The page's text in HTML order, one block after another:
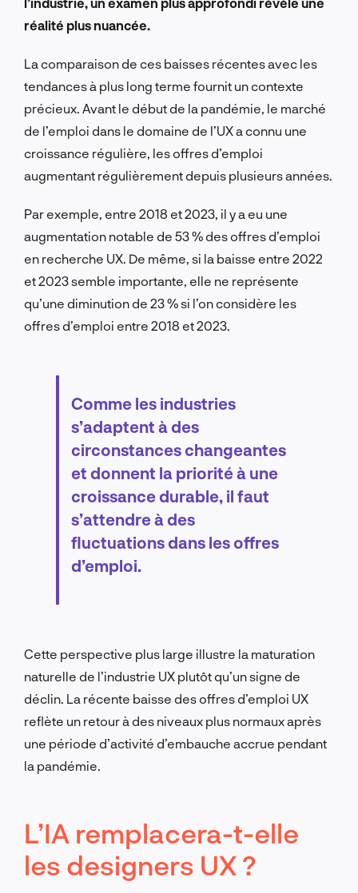
réalité plus nuancée.
La comparaison de ces baisses récentes avec les
tendances à plus long terme fournit un contexte
précieux. Avant le début de la pandémie, le marché
de l’emploi dans le domaine de l’UX a connu une
croissance régulière, les offres d’emploi
augmentant régulièrement depuis plusieurs années.
Par exemple, entre 2018 et 2023, il y a eu une
augmentation notable de 53 % des offres d’emploi
en recherche UX. De même, si la baisse entre 2022
et 2023 semble importante, elle ne représente
qu’une diminution de 23 % si l’on considère les
offres d’emploi entre 2018 et 2023.
Comme les industries
s’adaptent à des
circonstances changeantes
et donnent la priorité à une
croissance durable, il faut
s’attendre à des
fluctuations dans les offres
d’emploi.
Cette perspective plus large illustre la maturation
naturelle de l’industrie UX plutôt qu’un signe de
déclin. La récente baisse des offres d’emploi UX
reflète un retour à des niveaux plus normaux après
une période d’activité d’embauche accrue pendant
la pandémie.
L’IA remplacera-t-elle
les designers UX ?